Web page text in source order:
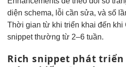
diện schema, lỗi cần sửa, và số
Thời gian từ khi triển khai đến khi
snippet thường từ 2–6 tuần.
Rich snippet phát triển